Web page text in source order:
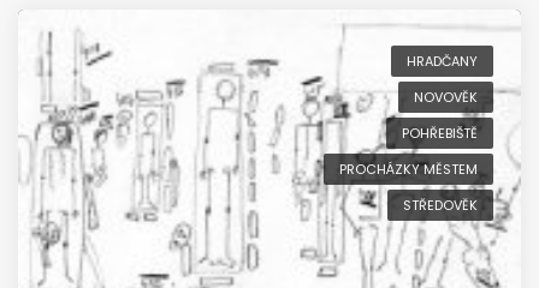
HRADČANY
NOVOVĚK
POHŘEBIŠTĚ
PROCHÁZKY MĚSTEM
STŘEDOVĚK